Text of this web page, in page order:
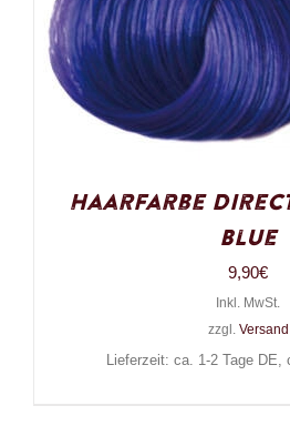
Haarfarbe
Blue
9,90€
Inkl. MwSt.
zzgl. Versand
Lieferzeit: ca. 1-2 Tage DE,